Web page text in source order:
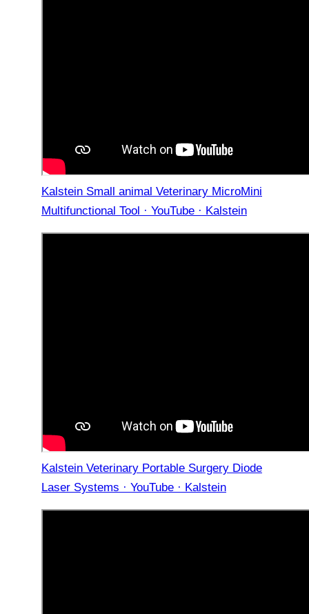
Kalstein Small animal Veterinary MicroMini
Multifunctional Tool · YouTube · Kalstein
Kalstein Veterinary Portable Surgery Diode
Laser Systems · YouTube · Kalstein